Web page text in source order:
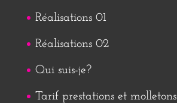
Réalisations 01
Réalisations 02
Qui suis-je?
Tarif prestations et molletons